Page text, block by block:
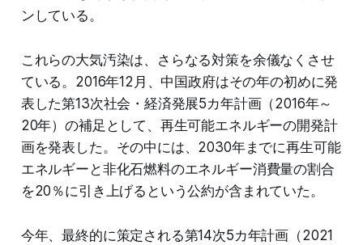
ンしている。
これらの大気汚染は、さらなる対策を余儀なくさせ
ている。2016年12月、中国政府はその年の初めに発
表した第13次社会・経済発展5カ年計画（2016年～
20年）の補足として、再生可能エネルギーの開発計
画を発表した。その中には、2030年までに再生可能
エネルギーと非化石燃料のエネルギー消費量の割合
を20％に引き上げるという公約が含まれていた。
今年、最終的に策定される第14次5カ年計画（2021